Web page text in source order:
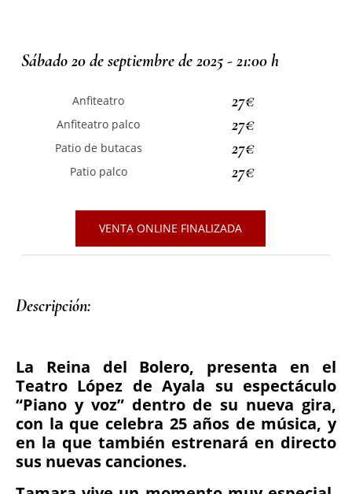
Sábado 20 de septiembre de 2025 - 21:00 h
Anfiteatro 27€
Anfiteatro palco 27€
Patio de butacas 27€
Patio palco 27€
VENTA ONLINE FINALIZADA
Descripción: